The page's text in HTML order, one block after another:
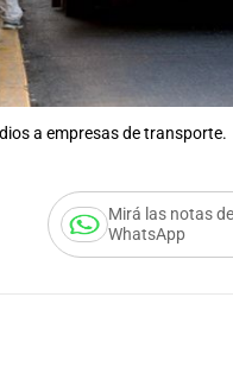
a empresas de transporte.
Mirá las notas
WhatsApp
La Sole en Cadena 3